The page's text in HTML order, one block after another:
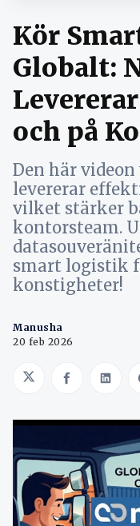
Kör
Globalt:
och på
Den här
levererar
vilket stärker
kontorsteam.
smart logistik
konstigheter!
Manusha
20 feb 2026
Share onShare on